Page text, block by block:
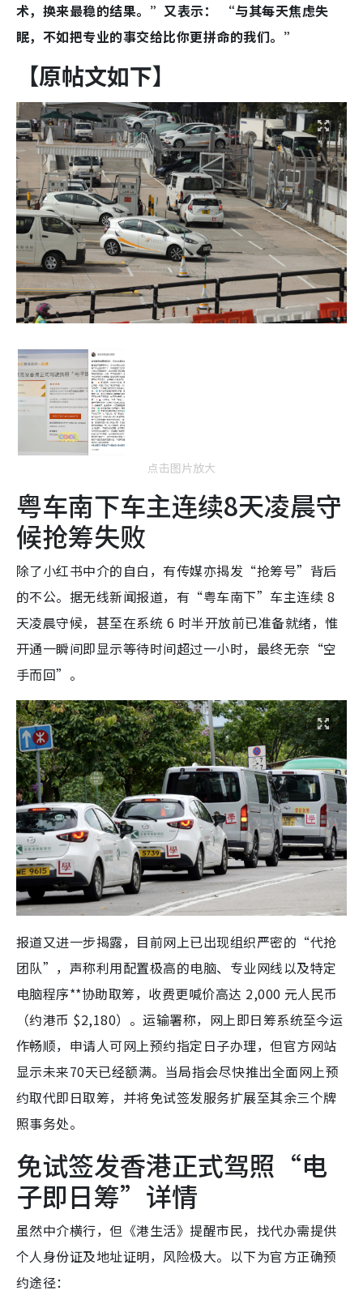
术，换来最稳的结果。”又表示：
“与其每天焦虑失
眠，不如把专业的事交给比你更拼命的我们。”
【原帖文如下】
点击图片放大
粤车南下车主连续8天凌晨守
候抢筹失败
除了小红书中介的自白，有传媒亦揭发“抢筹号”背后
的不公。据无线新闻报道，有“粤车南下”车主连续 8
天凌晨守候，甚至在系统 6 时半开放前已准备就绪，惟
开通一瞬间即显示等待时间超过一小时，最终无奈“空
手而回”。
报道又进一步揭露，目前网上已出现组织严密的“代抢
团队”，声称利用配置极高的电脑、专业网线以及特定
电脑程序**协助取筹，收费更喊价高达 2,000 元人民币
（约港币 $2,180）。运输署称，网上即日筹系统至今运
作畅顺，申请人可网上预约指定日子办理，但官方网站
显示未来70天已经额满。当局指会尽快推出全面网上预
约取代即日取筹，并将免试签发服务扩展至其余三个牌
照事务处。
免试签发香港正式驾照“电
子即日筹”详情
虽然中介横行，但《港生活》提醒市民，找代办需提供
个人身份证及地址证明，风险极大。以下为官方正确预
约途径：